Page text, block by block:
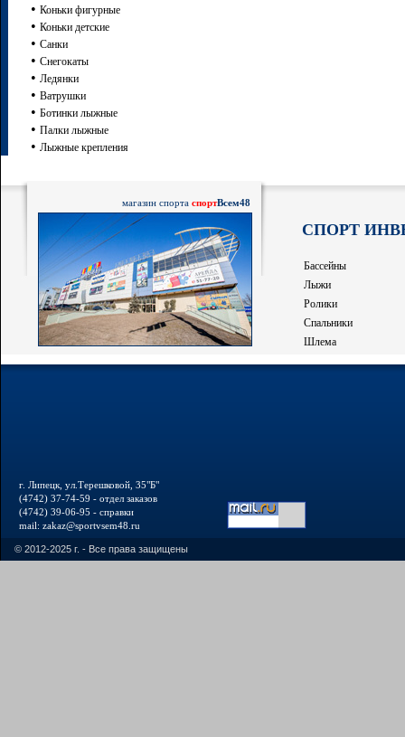
• Коньки фигурные
• Коньки детские
• Санки
• Снегокаты
• Ледянки
• Ватрушки
• Ботинки лыжные
• Палки лыжные
• Лыжные крепления
магазин спорта спортВсем48
СПОРТ
Бассейны
Лыжи
Ролики
Спальники
Шлема
г. Липецк, ул.Терешковой, 35"Б"
(4742) 37-74-59 - отдел заказов
(4742) 39-06-95 - справки
mail: zakaz@sportvsem48.ru
© 2012-2025 г. - Все права защищены